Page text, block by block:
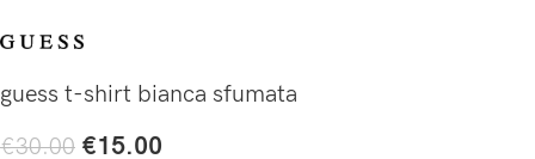
guess t-shirt bianca sfumata
€30.00 €15.00